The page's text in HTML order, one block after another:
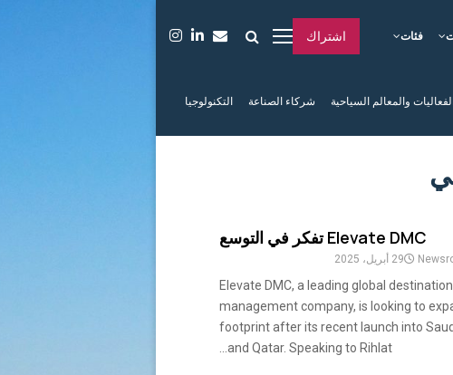
فئات اشتراك
الفعاليات والمعالم السياحية شركاء الصناعة التكنولوجيا
Elevate DMC تفكر في التوسع
29 أبريل، 2025
Elevate DMC, a leading global destination
management company, is looking to
footprint after its recent launch into
and Qatar. Speaking to Rihlat...